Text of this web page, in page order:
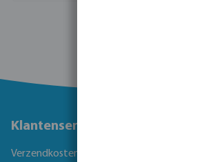
Klantenservice
Verzendkosten